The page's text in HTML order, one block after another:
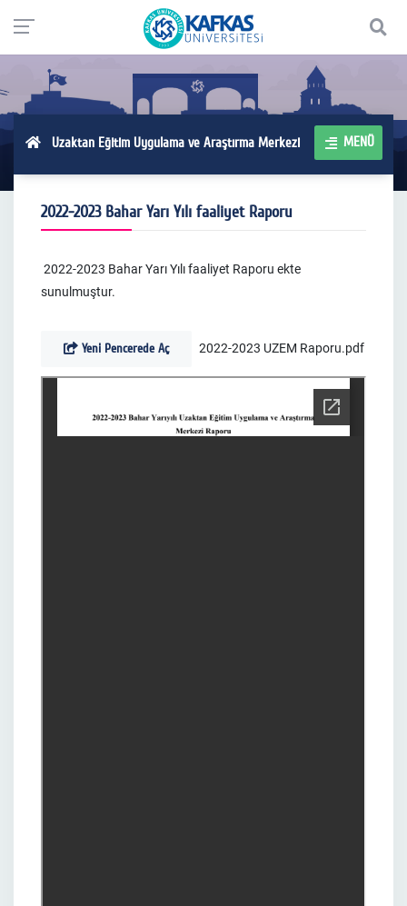
Uzaktan Eğitim Uygulama ve Araştırma Merkezi MENÜ
2022-2023 Bahar Yarı Yılı faaliyet Raporu
2022-2023 Bahar Yarı Yılı faaliyet Raporu ekte
sunulmuştur.
Yeni Pencerede Aç 2022-2023 UZEM Raporu.pdf